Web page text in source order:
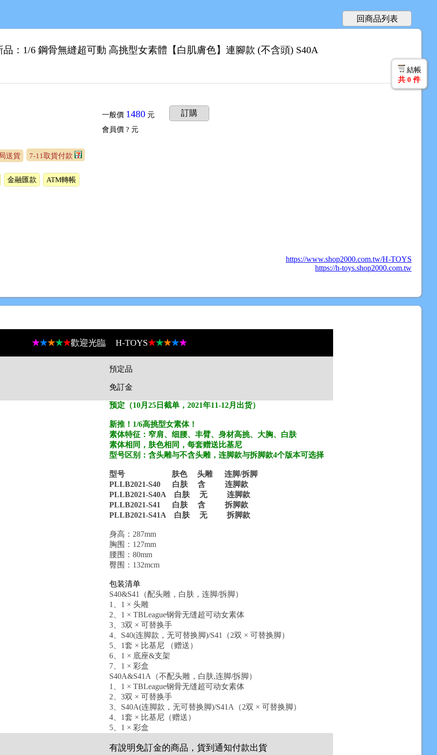
回商品列表
品：1/6 鋼骨無縫超可動 高挑型女素體【白肌膚色】連腳款 (不含頭) S40A
一般價 1480 元
會員價 ? 元
訂購
送貨 7-11取貨付款
金融匯款 ATM轉帳
https://www.shop2000.com.tw/H-TOYS
https://h-toys.shop2000.com.tw
結帳
共 0 件
★★★★★歡迎光臨 H-TOYS★★★★★
預定品
免訂金
预定（10月25日截单，2021年11-12月出货）
新推！1/6高挑型女素体！
素体特征：窄肩、细腰、丰臂、身材高挑、大胸、白肤
素体相同，肤色相同，每套赠送比基尼
型号区别：含头雕与不含头雕，连脚款与拆脚款4个版本可选择
型号 肤色 头雕 连脚/拆脚
PLLB2021-S40 白肤 含 连脚款
PLLB2021-S40A 白肤 无 连脚款
PLLB2021-S41 白肤 含 拆脚款
PLLB2021-S41A 白肤 无 拆脚款
身高：287mm
胸围：127mm
腰围：80mm
臀围：132mcm
包装清单
S40&S41（配头雕，白肤，连脚/拆脚）
1、1 × 头雕
2、1 × TBLeague钢骨无缝超可动女素体
3、3双 × 可替换手
4、S40(连脚款，无可替换脚)/S41（2双 × 可替换脚）
5、1套 × 比基尼 （赠送）
6、1 × 底座&支架
7、1 × 彩盒
S40A&S41A（不配头雕，白肤,连脚/拆脚）
1、1 × TBLeague钢骨无缝超可动女素体
2、3双 × 可替换手
3、S40A(连脚款，无可替换脚)/S41A（2双 × 可替换脚）
4、1套 × 比基尼（赠送）
5、1 × 彩盒
有說明免訂金的商品，貨到通知付款出貨